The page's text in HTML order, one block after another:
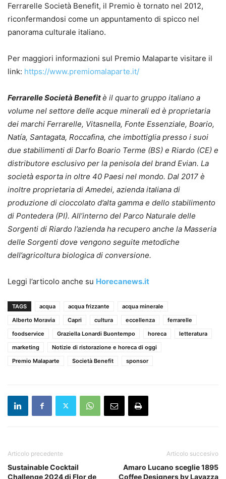
Ferrarelle Società Benefit, il Premio è tornato nel 2012,
riconfermandosi come un appuntamento di spicco nel
panorama culturale italiano.
Per maggiori informazioni sul Premio Malaparte visitare il
link: https://www.premiomalaparte.it/
Ferrarelle Società Benefitè il quarto gruppo italiano a
volume nel settore delle acque minerali ed è proprietaria
dei marchi Ferrarelle, Vitasnella, Fonte Essenziale, Boario,
Natía, Santagata, Roccafina, che imbottiglia presso i suoi
due stabilimenti di Darfo Boario Terme (BS) e Riardo (CE) e
distributore esclusivo per la penisola del brand Evian. La
società esporta in oltre 40 Paesi nel mondo. Dal 2017 è
inoltre proprietaria di Amedei, azienda italiana di
produzione di cioccolato d’alta gamma e dello stabilimento
di Pontedera (PI). All’interno del Parco Naturale delle
Sorgenti di Riardo l’azienda ha recupero anche la Masseria
delle Sorgenti dove vengono seguite metodiche
dell’agricoltura biologica di conversione.
Leggi l’articolo anche su Horecanews.it
TAGS acqua acqua frizzante
acqua minerale
Alberto Moravia
Capri cultura eccellenza
ferrarelle
foodservice
Graziella Lonardi Buontempo horeca
letteratura
marketing
Notizie di ristorazione e horeca di oggi
Premio Malaparte
Società Benefit sponsor
Articolo precedente
Sustainable Cocktail
Challenge 2024 di Flor de
Articolo succesivo
Amaro Lucano sceglie 1895
Coffee Designers by Lavazza